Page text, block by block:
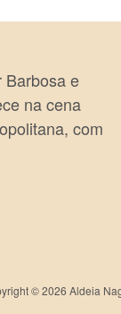
Barbosa e
na cena
com
© 2026 Aldeia